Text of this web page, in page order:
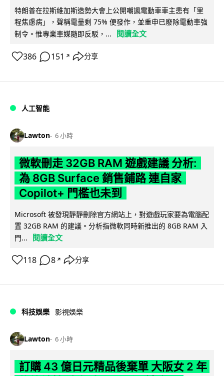
特朗普在拉斯維加斯造勢大會上公開嘲諷電動車車主患有「里
程焦慮病」，聲稱電量剩 75% 便發作，並重申已廢除電動車強
制令。惟專業車媒隨即反駁，...
閱讀全文
386 151 ↗ 分享
人工智能
Lawton 6 小時
微軟刪走 32GB RAM 遊戲建議 分析:
為 8GB Surface 銷售鋪路 連自家
Copilot+ 門檻也未到
Microsoft 被發現靜靜刪除官方網站上，對遊戲玩家要為電腦配
置 32GB RAM 的建議。分析指微軟同時新推出的 8GB RAM 入
門...
閱讀全文
118 8 ↗ 分享
科技娛樂 影視娛樂
Lawton 6 小時
訂購 43 億日元精品後棄單 大阪女 2 年